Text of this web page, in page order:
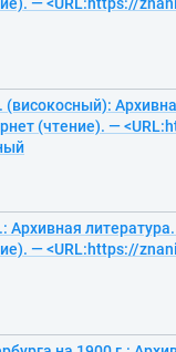
(чтение). —
Архивная
— <URL:https://